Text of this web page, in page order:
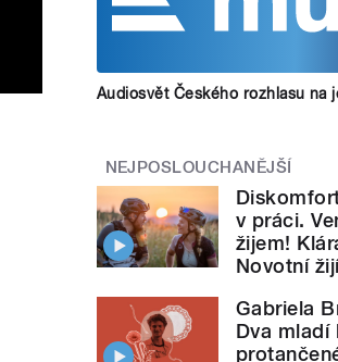
Audiosvět Českého rozhlasu na
NEJPOSLOUCHANĚJŠÍ
v práci.
žijem!
Novotní
Gabriela
Dva mladí